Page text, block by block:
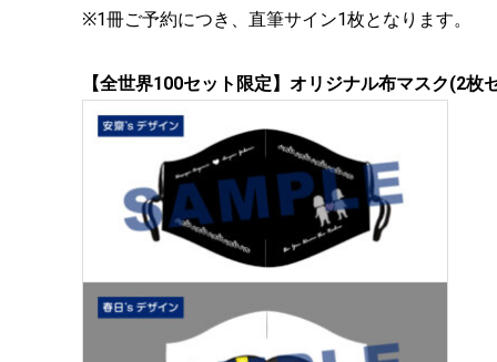
※1冊ご予約につき、直筆サイン1枚となります。
【全世界100セット限定】オリジナル布マスク(2枚